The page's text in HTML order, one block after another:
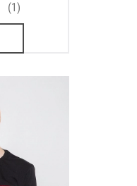
(1)